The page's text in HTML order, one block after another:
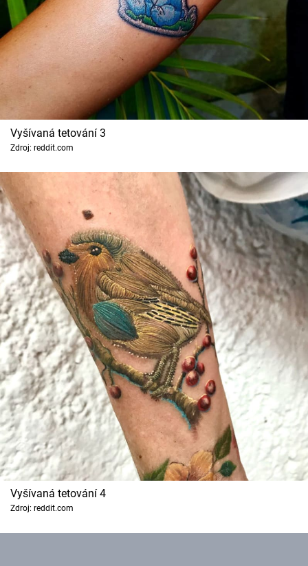
Vyšívaná tetování 3
Zdroj: reddit.com
Vyšívaná tetování 4
Zdroj: reddit.com